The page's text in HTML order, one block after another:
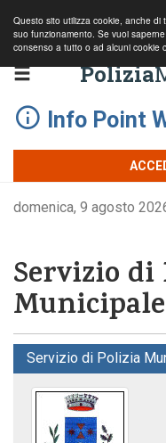
Questo sito utilizza cookie, anche di
suo funzionamento. Se vuoi
consenso a tutto o ad alcuni cookie
Polizia
Info Point
domenica, 9 agosto
Servizio di
Servizio di Polizia